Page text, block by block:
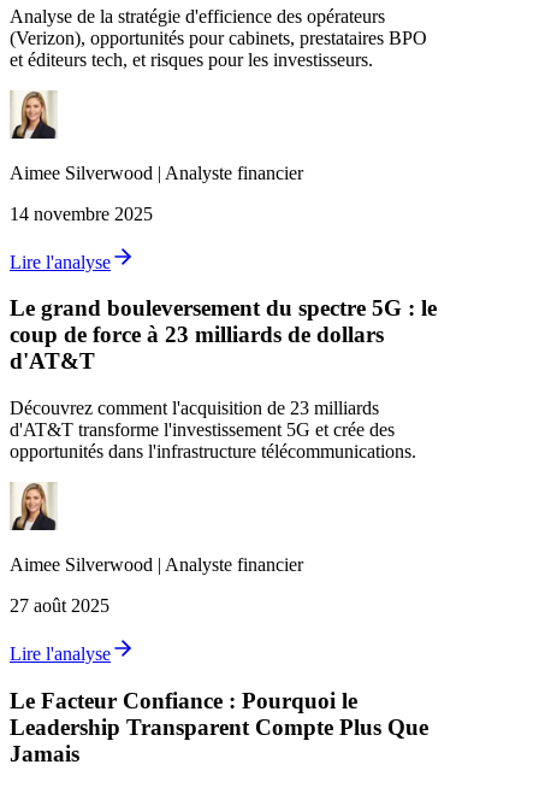
Analyse de la stratégie d'efficience des opérateurs
(Verizon), opportunités pour cabinets, prestataires BPO
et éditeurs tech, et risques pour les investisseurs.
Aimee Silverwood | Analyste financier
14 novembre 2025
Lire l'analyse
Le grand bouleversement du spectre 5G : le
coup de force à 23 milliards de dollars
d'AT&T
Découvrez comment l'acquisition de 23 milliards
d'AT&T transforme l'investissement 5G et crée des
opportunités dans l'infrastructure télécommunications.
Aimee Silverwood | Analyste financier
27 août 2025
Lire l'analyse
Le Facteur Confiance : Pourquoi le
Leadership Transparent Compte Plus Que
Jamais